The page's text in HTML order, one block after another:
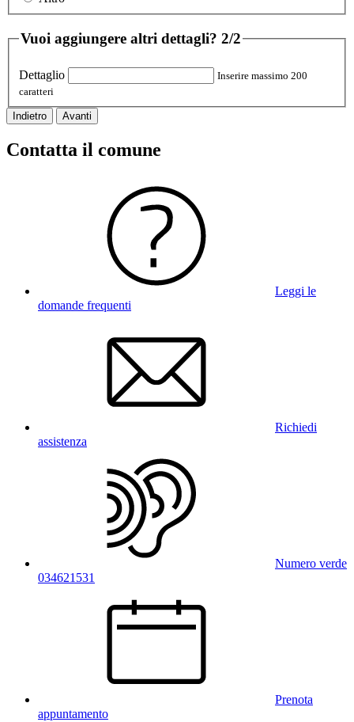
Vuoi aggiungere altri dettagli? 2/2
Dettaglio
Inserire massimo 200
caratteri
Indietro Avanti
Contatta il comune
Leggi le
domande frequenti
Richiedi
assistenza
Numero verde
034621531
Prenota
appuntamento